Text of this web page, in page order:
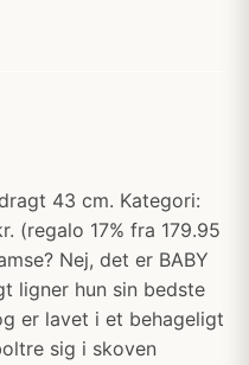
43 cm. Kategori:
(regalo 17% fra 179.95
Nej, det er BABY
ligner hun sin bedste
er lavet i et behageligt
sig i skoven